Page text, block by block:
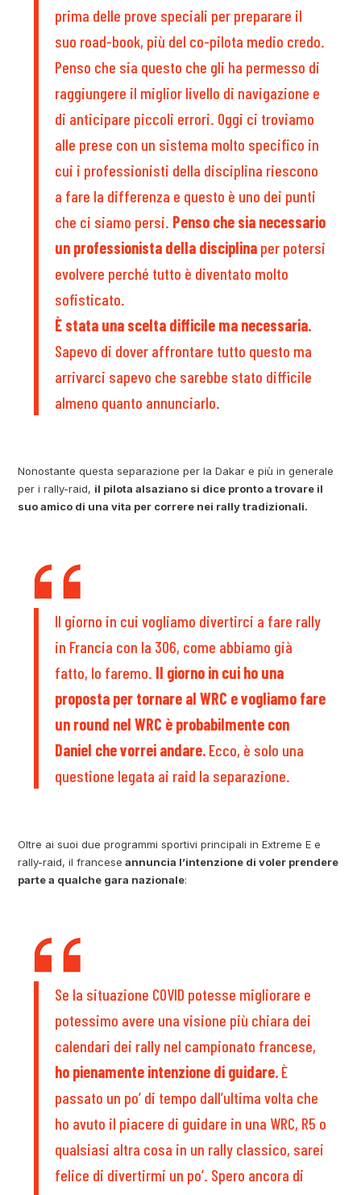
prima delle prove speciali per preparare il
suo road-book, più del co-pilota medio credo.
Penso che sia questo che gli ha permesso di
raggiungere il miglior livello di navigazione e
di anticipare piccoli errori. Oggi ci troviamo
alle prese con un sistema molto specifico in
cui i professionisti della disciplina riescono
a fare la differenza e questo è uno dei punti
che ci siamo persi. Penso che sia necessario
un professionista della disciplina per potersi
evolvere perché tutto è diventato molto
sofisticato.
È stata una scelta difficile ma necessaria.
Sapevo di dover affrontare tutto questo ma
arrivarci sapevo che sarebbe stato difficile
almeno quanto annunciarlo.
Nonostante questa separazione per la Dakar e più in generale
per i rally-raid, il pilota alsaziano si dice pronto a trovare il
suo amico di una vita per correre nei rally tradizionali.
Il giorno in cui vogliamo divertirci a fare rally
in Francia con la 306, come abbiamo già
fatto, lo faremo. Il giorno in cui ho una
proposta per tornare al WRC e vogliamo fare
un round nel WRC è probabilmente con
Daniel che vorrei andare. Ecco, è solo una
questione legata ai raid la separazione.
Oltre ai suoi due programmi sportivi principali in Extreme E e
rally-raid, il francese annuncia l’intenzione di voler prendere
parte a qualche gara nazionale:
Se la situazione COVID potesse migliorare e
potessimo avere una visione più chiara dei
calendari dei rally nel campionato francese,
ho pienamente intenzione di guidare. È
passato un po’ di tempo dall’ultima volta che
ho avuto il piacere di guidare in una WRC, R5 o
qualsiasi altra cosa in un rally classico, sarei
felice di divertirmi un po’. Spero ancora di